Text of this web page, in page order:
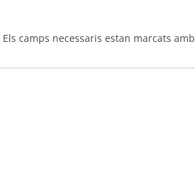
Els camps necessaris estan marcats amb